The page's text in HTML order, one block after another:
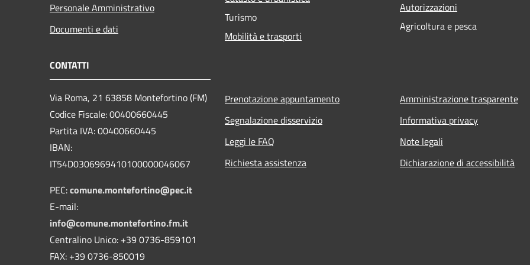
Personale Amministrativo
Documenti e dati
Turismo
Mobilità e trasporti
Autorizzazioni
Agricoltura e pesca
CONTATTI
Via Roma, 21 63858 Montefortino (FM)
Codice Fiscale: 00400660445
Partita IVA: 00400660445
IBAN:
IT54D0306969410100000046067
PEC:comune.montefortino@pec.it
E-mail:
info@comune.montefortino.fm.it
Centralino Unico: +39 0736-859101
FAX: +39 0736-850019
Prenotazione appuntamento
Segnalazione disservizio
Leggi le FAQ
Richiesta assistenza
Amministrazione trasparente
Informativa privacy
Note legali
Dichiarazione di accessibilità